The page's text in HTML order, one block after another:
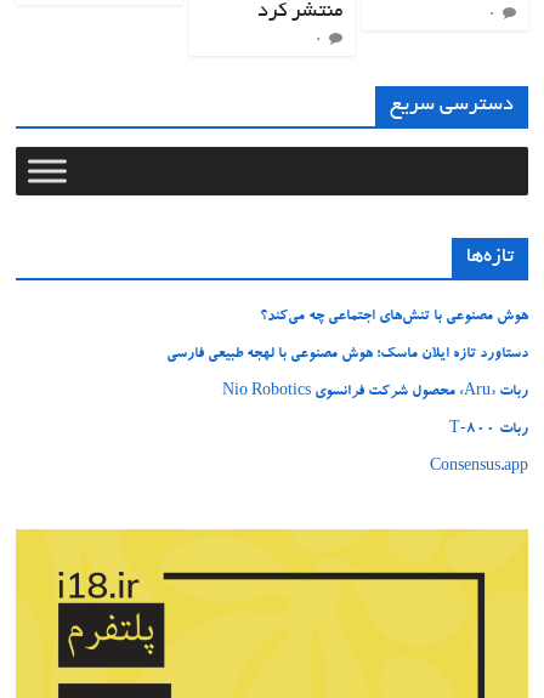
۰
منتشر کرد
۰
دسترسی سریع
تازه‌ها
هوش مصنوعی با تنش‌های اجتماعی چه می‌کند؟
دستاورد تازه ایلان ماسک؛ هوش مصنوعی با لهجه طبیعی فارسی
ربات «Aru» محصول شرکت فرانسوی Nio Robotics
ربات T‑800
Consensus.app